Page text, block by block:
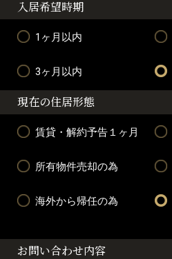
入居希望時期
1ヶ月以内
3ヶ月以内
現在の住居形態
賃貸・解約予告１ヶ月
所有物件売却の為
海外から帰任の為
お問い合わせ内容